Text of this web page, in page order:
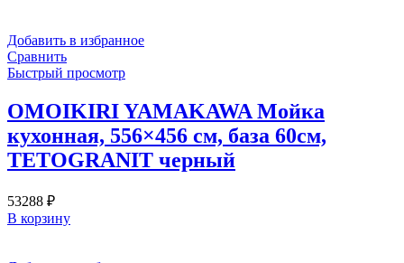
Добавить в избранное
Сравнить
Быстрый просмотр
OMOIKIRI YAMAKAWA Мойка
кухонная, 556×456 см, база 60см,
TETOGRANIT черный
53288 ₽
В корзину